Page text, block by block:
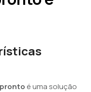
é uma solução